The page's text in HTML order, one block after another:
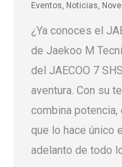
Eventos, Noticias,
¿Ya conoces el
de Jaekoo M
del JAECOO 7
aventura. Con su
combina
que lo hace único
adelanto de todo